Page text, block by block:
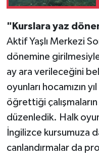
"Kurslara yaz
Aktif Yaşlı Merkezi
dönemine
ay ara verileceğini
oyunları hocamızın
öğrettiği
düzenledik. Halk
İngilizce kursumuza
canlandırmalar da